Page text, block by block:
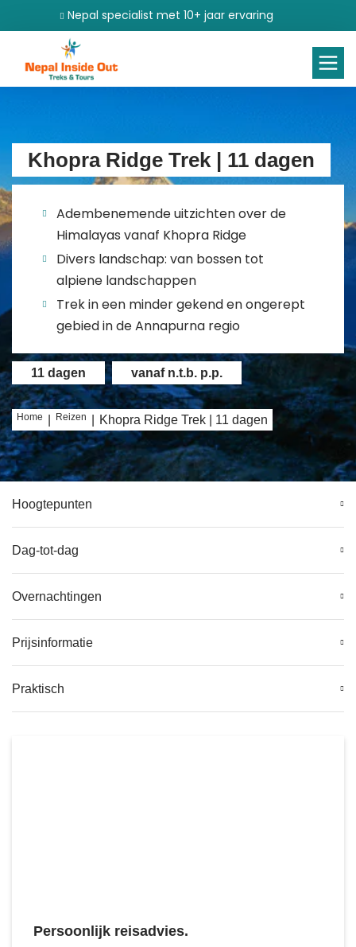
Nepal specialist met 10+ jaar ervaring
Khopra Ridge Trek | 11 dagen
Adembenemende uitzichten over de
Himalayas vanaf Khopra Ridge
Divers landschap: van bossen tot
alpiene landschappen
Trek in een minder gekend en ongerept
gebied in de Annapurna regio
11 dagen vanaf n.t.b. p.p.
Home Reizen Khopra Ridge Trek | 11 dagen
Hoogtepunten
Dag-tot-dag
Overnachtingen
Prijsinformatie
Praktisch
Persoonlijk reisadvies.